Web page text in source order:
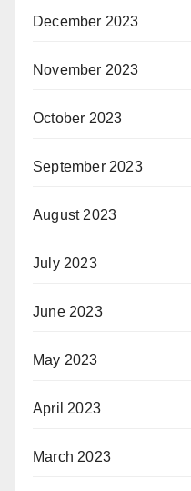
December 2023
November 2023
October 2023
September 2023
August 2023
July 2023
June 2023
May 2023
April 2023
March 2023